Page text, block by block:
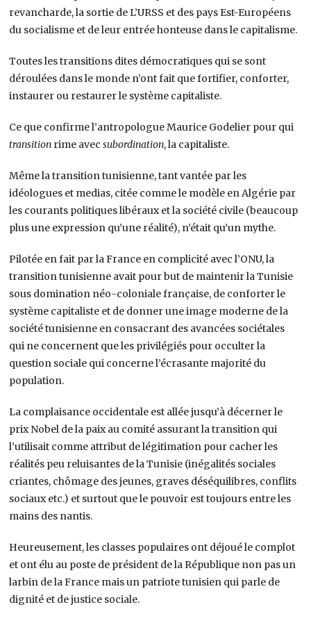
revancharde, la sortie de L’URSS et des pays Est-Européens
du socialisme et de leur entrée honteuse dans le capitalisme.
Toutes les transitions dites démocratiques qui se sont
déroulées dans le monde n’ont fait que fortifier, conforter,
instaurer ou restaurer le système capitaliste.
Ce que confirme l’antropologue Maurice Godelier pour qui
transition rime avecsubordination, la capitaliste.
Même la transition tunisienne, tant vantée par les
idéologues et medias, citée comme le modèle en Algérie par
les courants politiques libéraux et la société civile (beaucoup
plus une expression qu’une réalité), n’était qu’un mythe.
Pilotée en fait par la France en complicité avec l’ONU, la
transition tunisienne avait pour but de maintenir la Tunisie
sous domination néo-coloniale française, de conforter le
système capitaliste et de donner une image moderne de la
société tunisienne en consacrant des avancées sociétales
qui ne concernent que les privilégiés pour occulter la
question sociale qui concerne l’écrasante majorité du
population.
La complaisance occidentale est allée jusqu’à décerner le
prix Nobel de la paix au comité assurant la transition qui
l’utilisait comme attribut de légitimation pour cacher les
réalités peu reluisantes de la Tunisie (inégalités sociales
criantes, chômage des jeunes, graves déséquilibres, conflits
sociaux etc.) et surtout que le pouvoir est toujours entre les
mains des nantis.
Heureusement, les classes populaires ont déjoué le complot
et ont élu au poste de président de la République non pas un
larbin de la France mais un patriote tunisien qui parle de
dignité et de justice sociale.